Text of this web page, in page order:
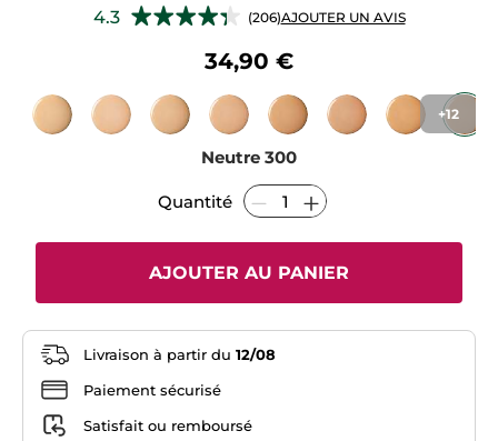
4.3 ★★★★★
★★★★★
les
avis
Sérum
Teint
(206)AJOUTER UN AVIS
34,90 €
Neutre 300
+12
Quantité
AJOUTER AU PANIER
Livraison à partir du 12/08
Paiement sécurisé
Satisfait ou remboursé